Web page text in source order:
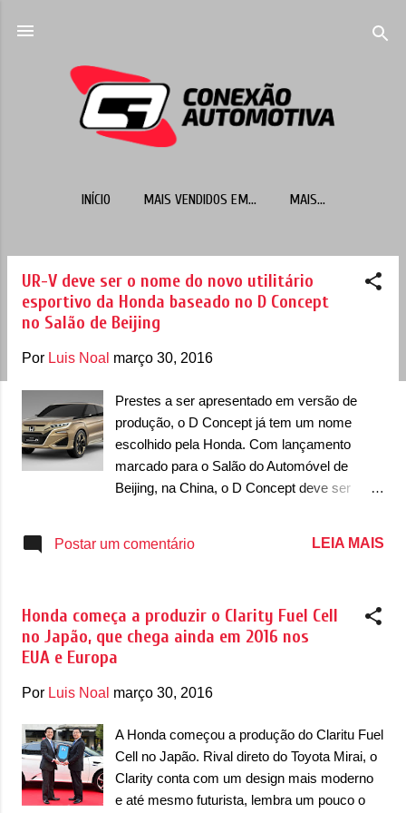
INÍCIO MAIS VENDIDOS EM... MAIS…
UR-V deve ser o nome do novo utilitário
esportivo da Honda baseado no D Concept
no Salão de Beijing
Por Luis Noal março 30, 2016
Prestes a ser apresentado em versão de
produção, o D Concept já tem um nome
escolhido pela Honda. Com lançamento
marcado para o Salão do Automóvel de
Beijing, na China, o D Concept deve ser
pelo mundo, como CR-V e HR-V. O nome foi
com Ford Edge e a versão de produção do
Volkswagen CrossBlue Concept. O conceito
tem um "Q" de SUVs-Coupé, mas deve
competir com demais utilitários esportivos.
Sobre a mecânica, a versão de produção do
D Concept será equipado com motores 2.0
16v i-VTEC Turbo e um 2.4 16v aspirado. O
câmbio será automático de 6 velocidades e a
tração poderá ser traseira ou integral,
Postar um comentário LEIA MAIS
Honda começa a produzir o Clarity Fuel Cell
no Japão, que chega ainda em 2016 nos
EUA e Europa
Por Luis Noal março 30, 2016
A Honda começou a produção do Claritu Fuel
Cell no Japão. Rival direto do Toyota Mirai, o
Clarity conta com um design mais moderno
e até mesmo futurista, lembra um pouco o